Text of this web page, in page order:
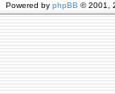
Powered by phpBB © 2001,